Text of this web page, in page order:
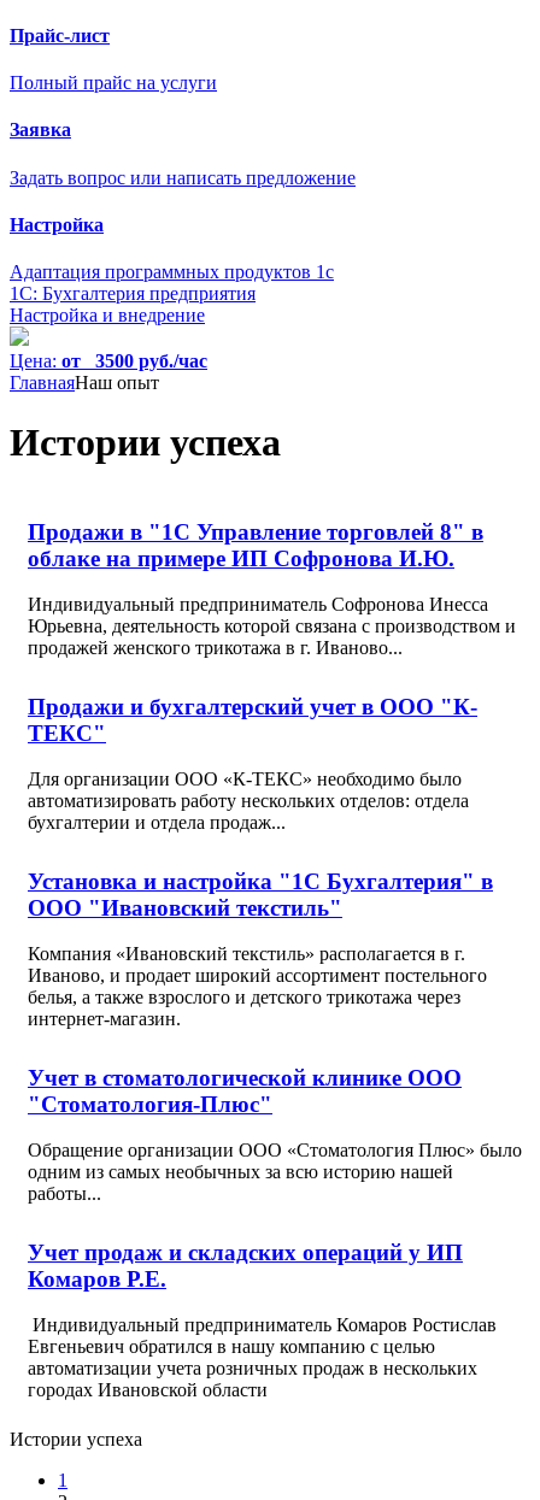
Прайс-лист
Полный прайс на услуги
Заявка
Задать вопрос или написать предложение
Настройка
Адаптация программных продуктов 1с
1С: Бухгалтерия предприятия
Настройка и внедрение
Цена: от 3500 руб./час
ГлавнаяНаш опыт
Истории успеха
Продажи в "1С Управление торговлей 8" в
облаке на примере ИП Софронова И.Ю.
Индивидуальный предприниматель Софронова Инесса
Юрьевна, деятельность которой связана с производством и
продажей женского трикотажа в г. Иваново...
Продажи и бухгалтерский учет в ООО "К-
ТЕКС"
Для организации ООО «К-ТЕКС» необходимо было
автоматизировать работу нескольких отделов: отдела
бухгалтерии и отдела продаж...
Установка и настройка "1С Бухгалтерия" в
ООО "Ивановский текстиль"
Компания «Ивановский текстиль» располагается в г.
Иваново, и продает широкий ассортимент постельного
белья, а также взрослого и детского трикотажа через
интернет-магазин.
Учет в стоматологической клинике ООО
"Стоматология-Плюс"
Обращение организации ООО «Стоматология Плюс» было
одним из самых необычных за всю историю нашей
работы...
Учет продаж и складских операций у ИП
Комаров Р.Е.
Индивидуальный предприниматель Комаров Ростислав
Евгеньевич обратился в нашу компанию с целью
автоматизации учета розничных продаж в нескольких
городах Ивановской области
Истории успеха
1